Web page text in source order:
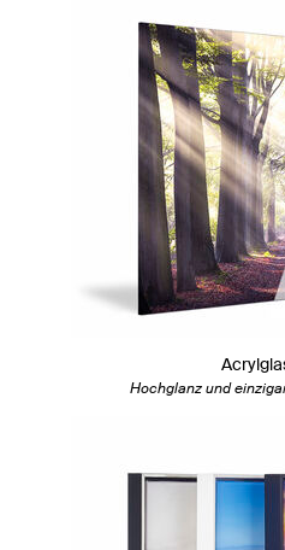
Hochglanz und